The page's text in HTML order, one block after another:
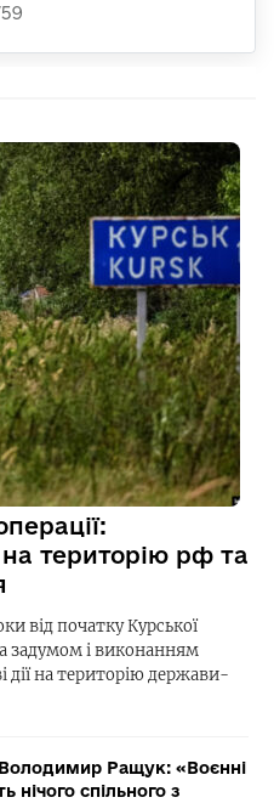
територію рф та
від початку Курської
задумом і виконанням
дії на територію держави-
Ращук: «Воєнні
спільного з